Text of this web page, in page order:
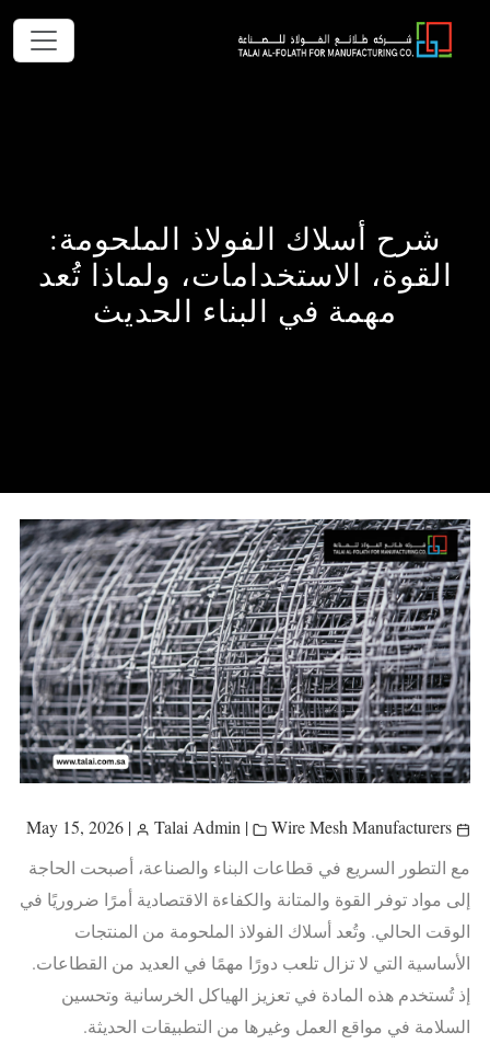
شرح أسلاك الفولاذ الملحومة:
القوة، الاستخدامات، ولماذا تُعد
مهمة في البناء الحديث
| Talai Admin |
Wire Mesh Manufacturers
مع التطور السريع في قطاعات البناء والصناعة، أصبحت الحاجة
إلى مواد توفر القوة والمتانة والكفاءة الاقتصادية أمرًا ضروريًا في
الوقت الحالي. وتُعد أسلاك الفولاذ الملحومة من المنتجات
الأساسية التي لا تزال تلعب دورًا مهمًا في العديد من القطاعات.
إذ تُستخدم هذه المادة في تعزيز الهياكل الخرسانية وتحسين
السلامة في مواقع العمل وغيرها من التطبيقات الحديثة.